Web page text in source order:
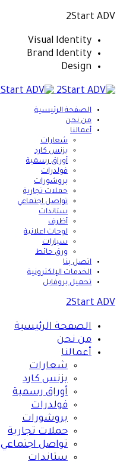
2Start ADV
Visual Identity
Brand Identity
Design
الصفحة الرئيسية
من نحن
أعمالنا
شعارات
بزنس كارد
أوراق رسمية
فولدرات
بروشورات
حملات تجارية
تواصل اجتماعي
ستاندات
أظرف
لوحات اعلانية
سيارات
ورق حائط
اتصل بنا
الخدمات الإلكترونية
تحميل بروفايل
2Start ADV
الصفحة الرئيسية
من نحن
أعمالنا
شعارات
بزنس كارد
أوراق رسمية
فولدرات
بروشورات
حملات تجارية
تواصل اجتماعي
ستاندات